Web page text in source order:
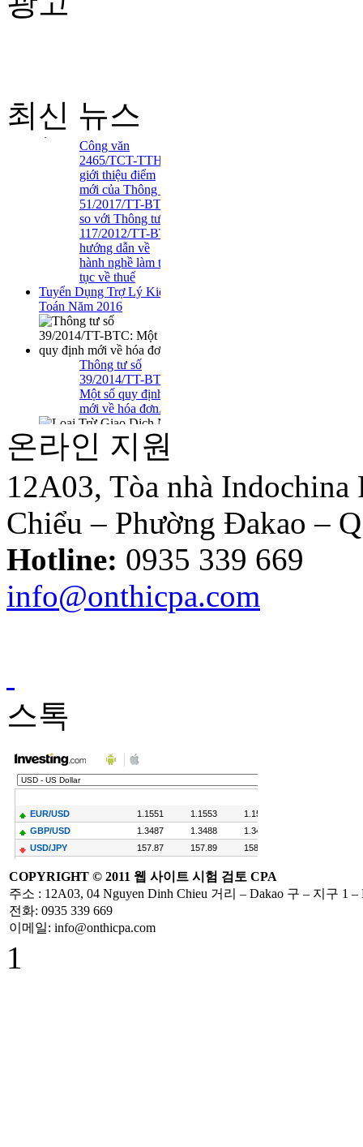
최신 뉴스
Công văn
2465/TCT-TTHT
giới thiệu điểm
mới của Thông tư
51/2017/TT-BTC
so với Thông tư
117/2012/TT-BTC
hướng dẫn về
hành nghề làm thủ
tục về thuế
Tuyển Dụng Trợ Lý Kiểm
Toán Năm 2016
Thông tư số
39/2014/TT-BTC:
Một số quy định
mới về hóa đơn..
Loại Trừ Giao
Dịch Nội Bộ Giữa
Công Ty Mẹ Và
Công Ty Liên Kết
Thông tư
10/2014/TT-
NHNN sửa đổi
Quyết định
479/2004/QĐ-
mới về thuế
GTGT
Hóa Đơn Bị Sai
Sót Nhỏ Vẫn
Được Chấp Nhận
TT 219/2013/TT-
온라인 지원
12A03, Tòa nhà
Chiểu – Phường Đakao –
Hotline: 0935 339 669
info@onthicpa.com
스톡
COPYRIGHT © 2011 웹 사이트 시험 검토 CPA
주소 : 12A03, 04 Nguyen Dinh Chieu 거리 – Dakao 구 – 지구 1 –
전화: 0935 339 669
이메일: info@onthicpa.com
1